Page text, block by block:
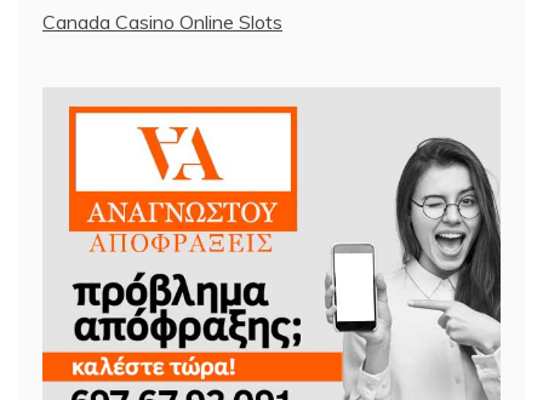
Canada Casino Online Slots